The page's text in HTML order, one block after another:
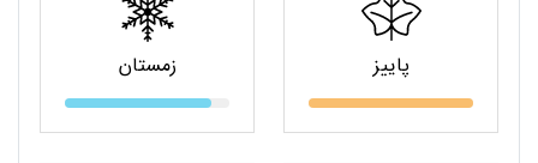
پاییز زمستان